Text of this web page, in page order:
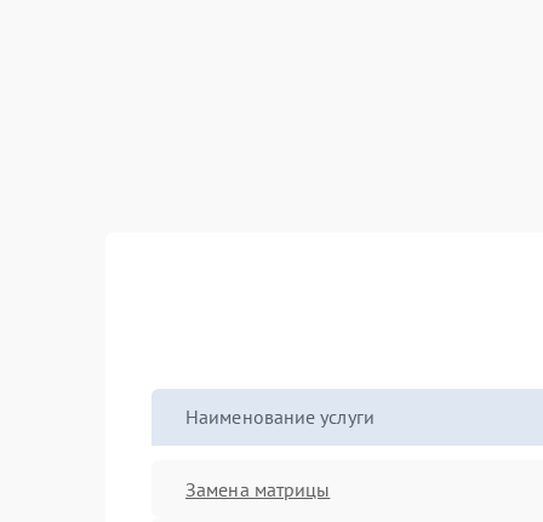
Наименование услуги
Замена матрицы